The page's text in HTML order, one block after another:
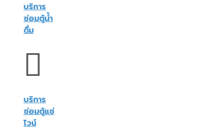
บริการ
ซ่อมตู้น้ำ
ดื่ม
บริการ
ซ่อมตู้แช่
ไวน์